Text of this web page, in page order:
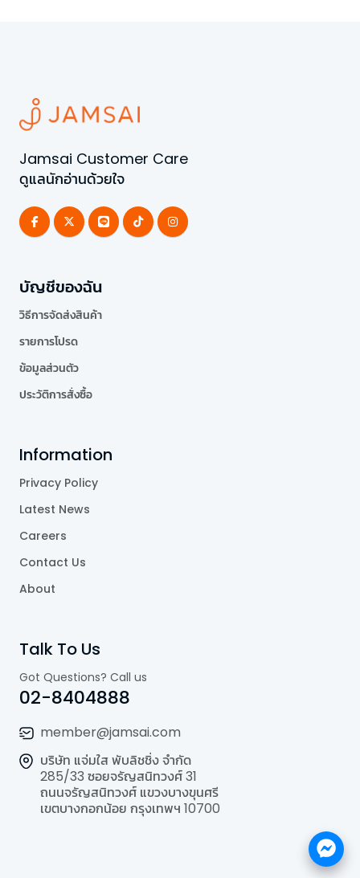
Jamsai Customer Care
ดูแลนักอ่านด้วยใจ
บัญชีของฉัน
วิธีการจัดส่งสินค้า
รายการโปรด
ข้อมูลส่วนตัว
ประวัติการสั่งซื้อ
Information
Privacy Policy
Latest News
Careers
Contact Us
About
Talk To Us
Got Questions? Call us
02-8404888
member@jamsai.com
บริษัท แจ่มใส พับลิชชิ่ง จำกัด
285/33 ซอยจรัญสนิทวงศ์ 31
ถนนจรัญสนิทวงศ์ แขวงบางขุนศรี
เขตบางกอกน้อย กรุงเทพฯ 10700